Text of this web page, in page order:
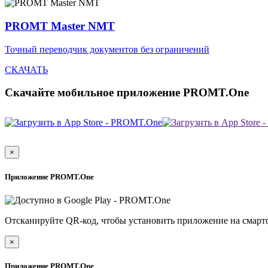
PROMT Master NMT
Точный переводчик документов без ограничений
СКАЧАТЬ
Скачайте мобильное приложение PROMT.One
×
Приложение PROMT.One
Отсканируйте QR-код, чтобы установить приложение на
×
Приложение PROMT.One